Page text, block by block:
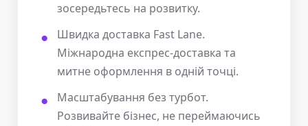
зосередьтесь на розвитку.
Швидка доставка Fast Lane.
Міжнародна експрес-доставка та
митне оформлення в одній точці.
Масштабування без турбот.
Розвивайте бізнес, не переймаючись